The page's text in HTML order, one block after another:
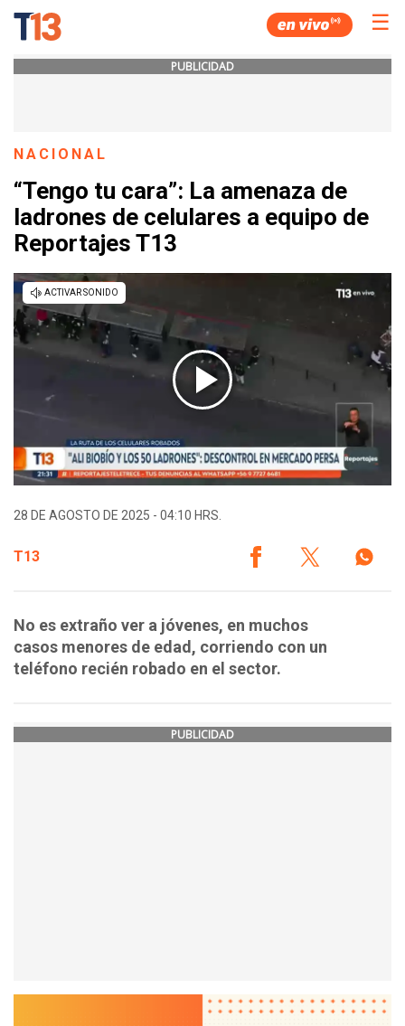
☰
PUBLICIDAD
NACIONAL
“Tengo tu cara”: La amenaza de
ladrones de celulares a equipo de
Reportajes T13
28 DE AGOSTO DE 2025 - 04:10 HRS.
T13
No es extraño ver a jóvenes, en muchos
casos menores de edad, corriendo con un
teléfono recién robado en el sector.
PUBLICIDAD